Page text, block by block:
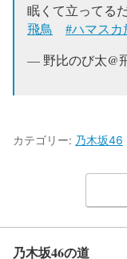
眠くて立ってる
飛鳥
#ハマスカ
— 野比のび太@
カテゴリー: 乃木坂46
乃木坂46の道